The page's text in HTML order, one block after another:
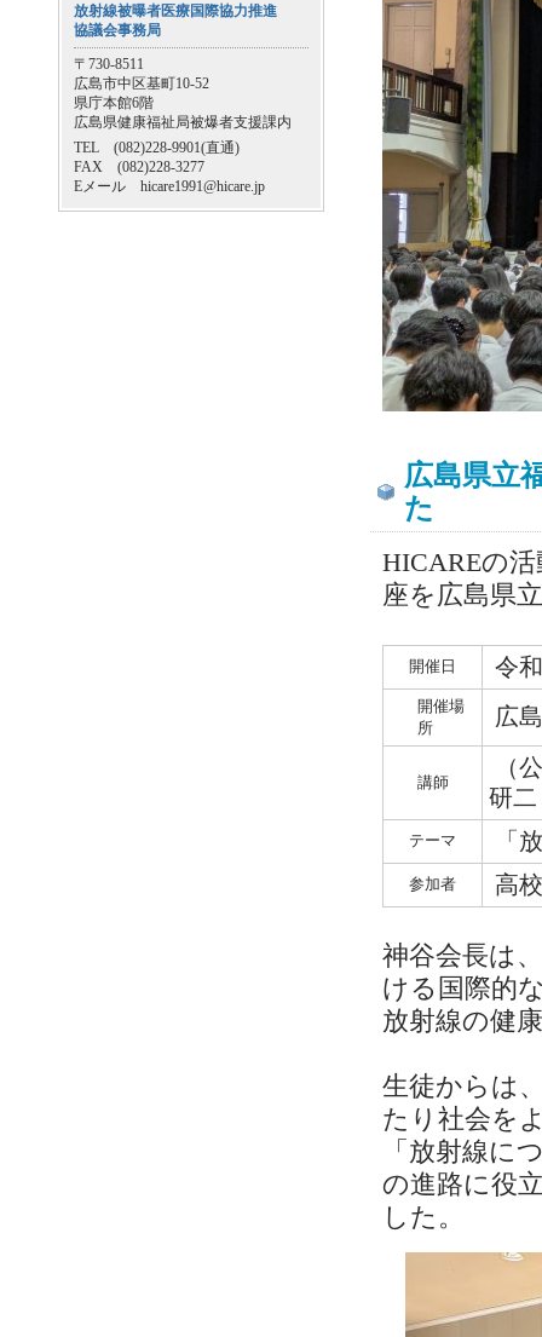
放射線被曝者医療国際協力推進
協議会事務局
〒730-8511
広島市中区基町10-52
県庁本館6階
広島県健康福祉局被爆者支援課内
TEL (082)228-9901(直通)
FAX (082)228-3277
Eメール hicare1991@hicare.jp
広島県立
た
HICAREの
座を広島県
開催日 令
開催場
所
広
講師
（
研二
テーマ 「
参加者 高
神谷会長は
ける国際的
放射線の健
生徒からは
たり社会を
「 放射線に
の進路に役
した。